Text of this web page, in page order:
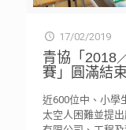
17/02/2019
青協「2018
賽」圓滿結束
近600位中、小學
太空人困難並提